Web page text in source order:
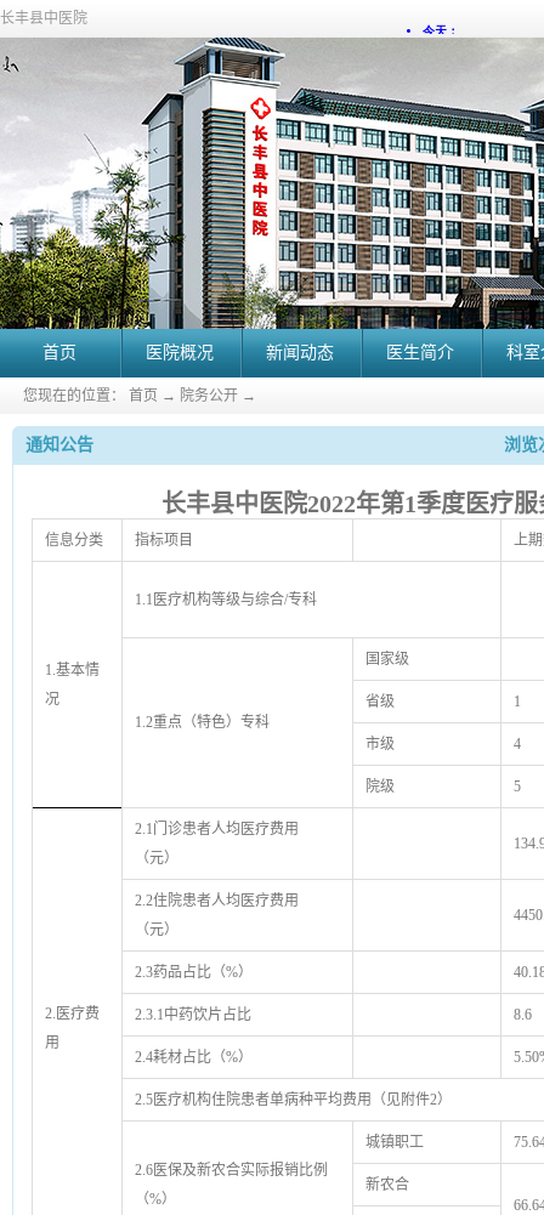
长丰县中医院
首页 医院概况 新闻动态 医生简介 科
您现在的位置： 首页 → 院务公开 →
通知公告 浏览
长丰县中医院2022年第1季度医疗
信息分类 指标项目 上
1.基本情
况
1.1医疗机构等级与综合/专科
1.2重点（特色）专科
国家级
省级 1
市级 4
院级 5
2.医疗费
用
2.1门诊患者人均医疗费用
（元）
2.2住院患者人均医疗费用
（元）
2.3药品占比（%）
2.3.1中药饮片占比 8.6
2.4耗材占比（%）
2.5医疗机构住院患者单病种平均费用（见附件2）
2.6医保及新农合实际报销比例
（%）
城镇职工
新农合